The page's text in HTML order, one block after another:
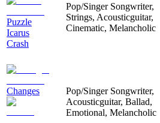
Puzzle
Icarus
Crash
Pop/Singer Songwriter,
Strings, Acousticguitar,
Cinematic, Melancholic
Changes
Pop/Singer Songwriter,
Acousticguitar, Ballad,
Emotional, Melancholic